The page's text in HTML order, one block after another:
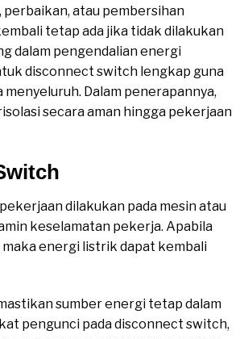
atau pembersihan
tetap ada jika tidak dilakukan
dalam pengendalian energi
disconnect switch lengkap guna
Dalam penerapannya,
secara aman hingga pekerjaan
dilakukan pada mesin atau
keselamatan pekerja. Apabila
energi listrik dapat kembali
sumber energi tetap dalam
pengunci pada disconnect switch,